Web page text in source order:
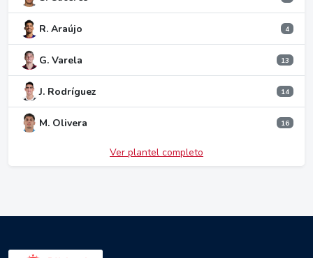
R. Araújo 4
G. Varela 13
J. Rodríguez 14
M. Olivera 16
Ver plantel completo